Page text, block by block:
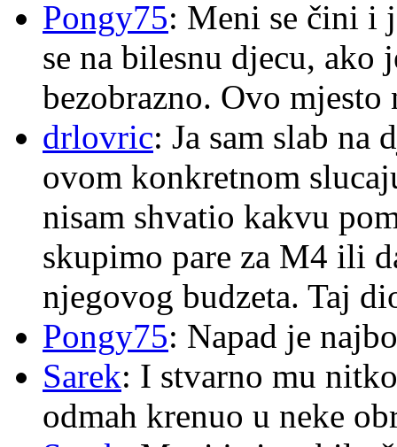
Pongy75: Meni se čini i
se na bilesnu djecu, ako
bezobrazno. Ovo
drlovric: Ja sam slab na
ovom konkretnom
nisam shvatio kakvu
skupimo pare za M4 ili
njegovog budzeta. Taj
Pongy75: Napad je
Sarek: I stvarno mu
odmah krenuo u neke